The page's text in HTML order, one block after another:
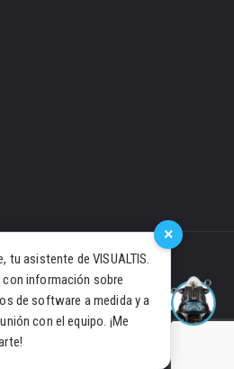
×
tu asistente de VISUALTIS.
con información sobre
de software a medida y a
con el equipo. ¡Me